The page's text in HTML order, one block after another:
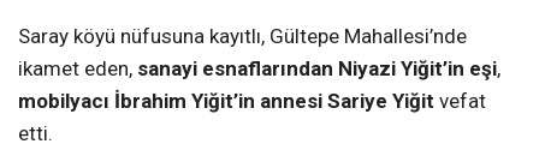
Saray köyü nüfusuna kayıtlı, Gültepe Mahallesi’nde
ikamet eden, sanayi esnaflarından Niyazi Yiğit’in eşi,
mobilyacı İbrahim Yiğit’in annesi Sariye Yiğit vefat
etti.